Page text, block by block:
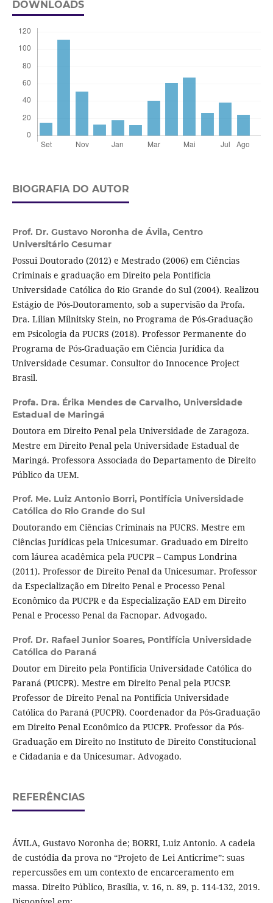
DOWNLOADS
BIOGRAFIA DO AUTOR
Prof. Dr. Gustavo Noronha de Ávila, Centro
Universitário Cesumar
Possui Doutorado (2012) e Mestrado (2006) em Ciências
Criminais e graduação em Direito pela Pontifícia
Universidade Católica do Rio Grande do Sul (2004). Realizou
Estágio de Pós-Doutoramento, sob a supervisão da Profa.
Dra. Lilian Milnitsky Stein, no Programa de Pós-Graduação
em Psicologia da PUCRS (2018). Professor Permanente do
Programa de Pós-Graduação em Ciência Jurídica da
Universidade Cesumar. Consultor do Innocence Project
Brasil.
Profa. Dra. Érika Mendes de Carvalho, Universidade
Estadual de Maringá
Doutora em Direito Penal pela Universidade de Zaragoza.
Mestre em Direito Penal pela Universidade Estadual de
Maringá. Professora Associada do Departamento de Direito
Público da UEM.
Prof. Me. Luiz Antonio Borri, Pontifícia Universidade
Católica do Rio Grande do Sul
Doutorando em Ciências Criminais na PUCRS. Mestre em
Ciências Jurídicas pela Unicesumar. Graduado em Direito
com láurea acadêmica pela PUCPR – Campus Londrina
(2011). Professor de Direito Penal da Unicesumar. Professor
da Especialização em Direito Penal e Processo Penal
Econômico da PUCPR e da Especialização EAD em Direito
Penal e Processo Penal da Facnopar. Advogado.
Prof. Dr. Rafael Junior Soares, Pontifícia Universidade
Católica do Paraná
Doutor em Direito pela Pontifícia Universidade Católica do
Paraná (PUCPR). Mestre em Direito Penal pela PUCSP.
Professor de Direito Penal na Pontifícia Universidade
Católica do Paraná (PUCPR). Coordenador da Pós-Graduação
em Direito Penal Econômico da PUCPR. Professor da Pós-
Graduação em Direito no Instituto de Direito Constitucional
e Cidadania e da Unicesumar. Advogado.
REFERÊNCIAS
ÁVILA, Gustavo Noronha de; BORRI, Luiz Antonio. A cadeia
de custódia da prova no “Projeto de Lei Anticrime”: suas
repercussões em um contexto de encarceramento em
massa. Direito Público, Brasília, v. 16, n. 89, p. 114-132, 2019.